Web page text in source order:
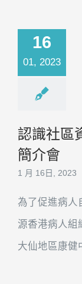
16
01, 2023
認識社區
簡介會
1 月 16日, 2023
為了促進病人
源香港病人組
大仙地區康健